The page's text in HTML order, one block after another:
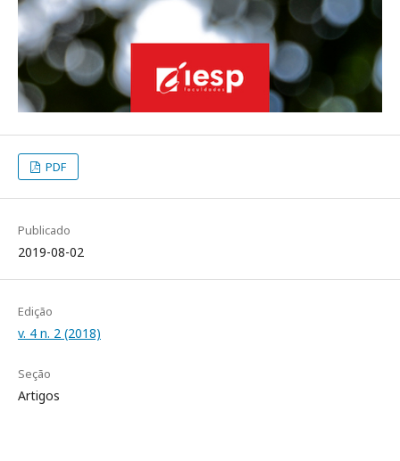
PDF
Publicado
2019-08-02
Edição
v. 4 n. 2 (2018)
Seção
Artigos